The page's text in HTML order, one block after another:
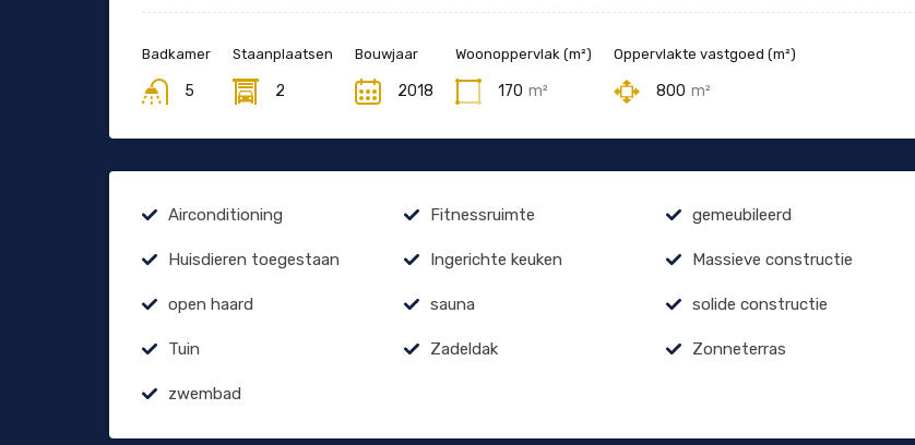
Badkamer
5
Staanplaatsen
2
Bouwjaar
2018
Woonoppervlak (m²)
170 m²
Oppervlakte vastgoed (m²)
800 m²
Airconditioning Fitnessruimte gemeubileerd
Huisdieren toegestaan Ingerichte keuken Massieve constructie
open haard sauna solide constructie
Tuin Zadeldak Zonneterras
zwembad